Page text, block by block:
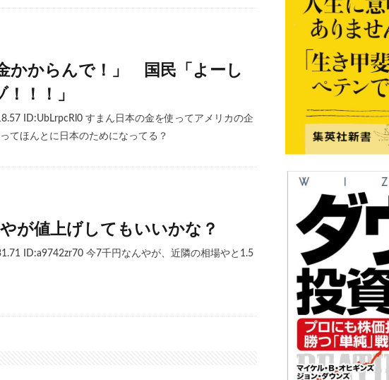
かからんで！」 国民「よーし
！！」
ID:UbLrpcRl0 すまん日本の金を使ってアメリカの企
てほんとに日本のためになってる？
が値上げしてもいいかな？
ID:a9742zr70 今7千円なんやが、近隣の相場やと1.5